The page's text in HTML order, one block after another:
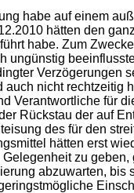
habe auf einem
hätten den
habe. Zum
nicht
Verantwortliche für
Rückstau der auf
des für den
hätten erst
zu
abzuwarten,